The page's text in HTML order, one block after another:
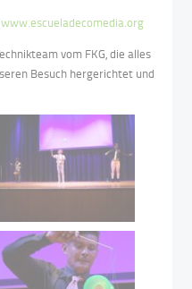
vom FKG, die alles
Besuch hergerichtet und